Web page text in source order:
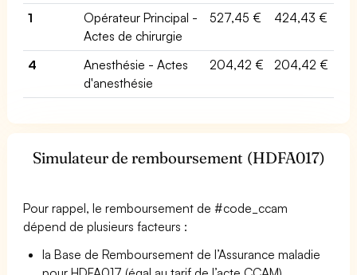
1
Opérateur Principal -
Actes de chirurgie
527,45 € 424,43 €
4
Anesthésie - Actes
d'anesthésie
204,42 € 204,42 €
Simulateur de remboursement (HDFA017)
Pour rappel, le remboursement de #code_ccam
dépend de plusieurs facteurs :
la Base de Remboursement de l’Assurance maladie